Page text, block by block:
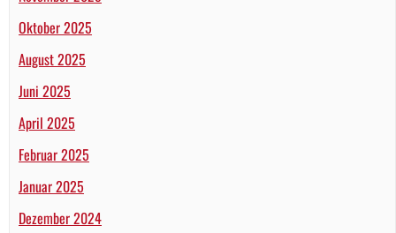
Oktober 2025
August 2025
Juni 2025
April 2025
Februar 2025
Januar 2025
Dezember 2024